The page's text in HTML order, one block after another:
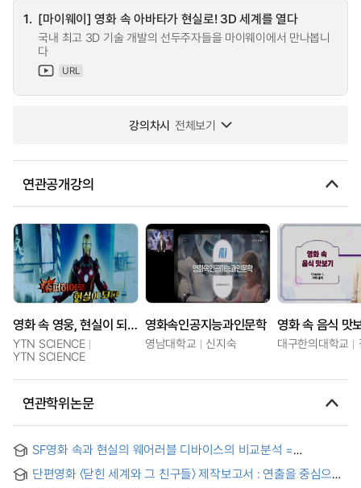
1. [마이웨이] 영화 속 아바타가 현실로! 3D 세계를 열다
국내 최고 3D 기술 개발의 선두주자들을 마이웨이에서 만나봅니
다
URL
강의차시 전체보기
연관공개강의
영화 속 영웅, 현실이 되다!
YTN SCIENCE
YTN SCIENCE
영화속인공지능과인문학
영남대학교 신지숙
영화 속 음식 맛
대구한의대학교
연관학위논문
SF영화 속과 현실의 웨어러블 디바이스의 비교분석 =
Comparative analysis of wearable devices between SF
movie and reality
단편영화 〈닫힌 세계와 그 친구들〉 제작보고서 : 연출을 중심으로